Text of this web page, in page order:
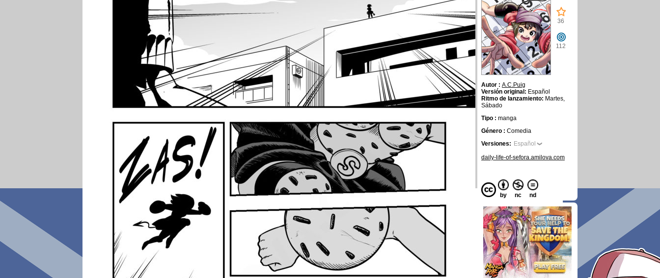
36
112
Autor : A.C.Puig
Versión original: Español
Ritmo de lanzamiento: Martes,
Sábado
Tipo : manga
Género : Comedia
Versiones: Español
daily-life-of-sefora.amilova.com
by nc nd